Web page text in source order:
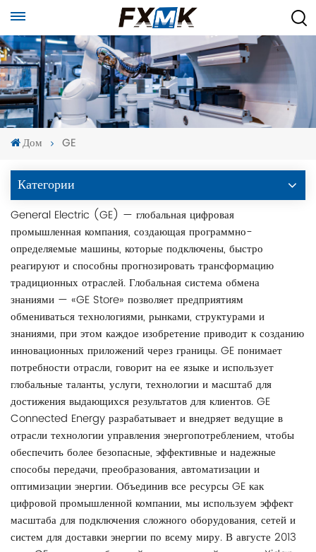
Дом GE
Категории
General Electric (GE) — глобальная цифровая
промышленная компания, создающая программно-
определяемые машины, которые подключены, быстро
реагируют и способны прогнозировать трансформацию
традиционных отраслей. Глобальная система обмена
знаниями — «GE Store» позволяет предприятиям
обмениваться технологиями, рынками, структурами и
знаниями, при этом каждое изобретение приводит к созданию
инновационных приложений через границы. GE понимает
потребности отрасли, говорит на ее языке и использует
глобальные таланты, услуги, технологии и масштаб для
достижения выдающихся результатов для клиентов. GE
Connected Energy разрабатывает и внедряет ведущие в
отрасли технологии управления энергопотреблением, чтобы
обеспечить более безопасные, эффективные и надежные
способы передачи, преобразования, автоматизации и
оптимизации энергии. Объединив все ресурсы GE как
цифровой промышленной компании, мы используем эффект
масштаба для подключения сложного оборудования, сетей и
систем для доставки энергии по всему миру. В августе 2013